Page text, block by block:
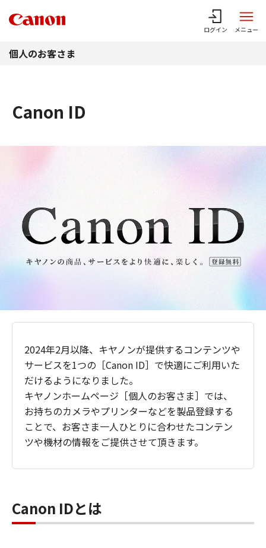
ログイン メニュー
個人のお客さま
Canon ID
2024年2月以降、キヤノンが提供するコンテンツや
サービスを1つの［Canon ID］で快適にご利用いた
だけるようになりました。
キヤノンホームページ［個人のお客さま］では、
お持ちのカメラやプリンターなどを製品登録する
ことで、お客さま一人ひとりに合わせたコンテン
ツや機材の情報をご提供させて頂きます。
Canon IDとは